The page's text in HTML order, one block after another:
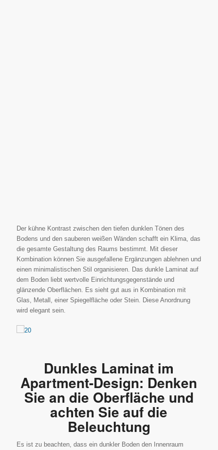
Der kühne Kontrast zwischen den tiefen dunklen Tönen des
Bodens und den sauberen weißen Wänden schafft ein Klima, das
die gesamte Gestaltung des Raums bestimmt. Mit dieser
Kombination können Sie ausgefallene Ergänzungen ablehnen und
einen minimalistischen Stil organisieren. Das dunkle Laminat auf
dem Boden liebt wertvolle Einrichtungsgegenstände und
glänzende Oberflächen. Es sieht gut aus in Kombination mit
Glas, Metall, einer Spiegelfläche oder Stein. Diese Anordnung
wird elegant sein.
Dunkles Laminat im
Apartment-Design: Denken
Sie an die Oberfläche und
achten Sie auf die
Beleuchtung
Es ist zu beachten, dass ein dunkler Boden den Innenraum